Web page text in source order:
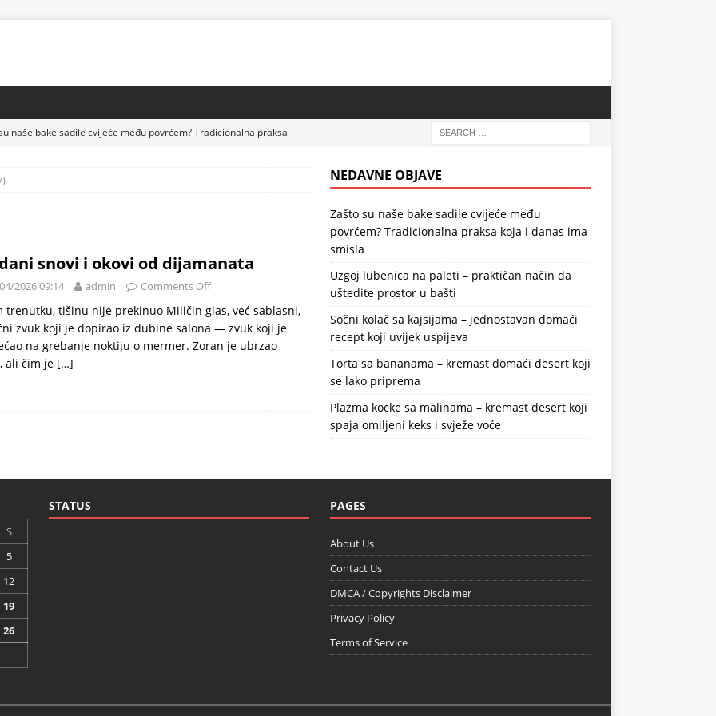
naše bake sadile cvijeće među povrćem? Tradicionalna praksa
na paleti – praktičan način da uštedite prostor u bašti
bananama – kremast domaći desert koji se lako priprema
kocke sa malinama – kremast desert koji spaja omiljeni keks i
snovi i okovi od dijamanata
2026 09:14 admin Comments Off
trenutku, tišinu nije prekinuo Miličin glas, već sablasni,
zvuk koji je dopirao iz dubine salona — zvuk koji je
na grebanje noktiju o mermer. Zoran je ubrzao
ali čim je […]
NEDAVNE OBJAVE
Zašto su naše bake sadile cvijeće među
povrćem? Tradicionalna praksa koja i danas ima
smisla
Uzgoj lubenica na paleti – praktičan način da
uštedite prostor u bašti
Sočni kolač sa kajsijama – jednostavan domaći
recept koji uvijek uspijeva
Torta sa bananama – kremast domaći desert koji
se lako priprema
Plazma kocke sa malinama – kremast desert koji
spaja omiljeni keks i svježe voće
S
5
12
19
26
STATUS PAGES
About Us
Contact Us
DMCA / Copyrights Disclaimer
Privacy Policy
Terms of Service